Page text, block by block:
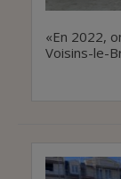
«En 2022,
Voisins-le-